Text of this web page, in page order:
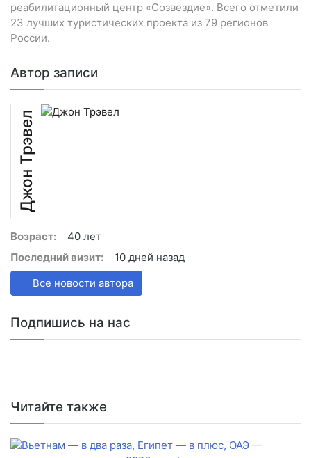
реабилитационный центр «Созвездие». Всего отметили
23 лучших туристических проекта из 79 регионов
России.
Автор записи
Джон Трэвел
Возраст:
40 лет
Последний визит:
10 дней назад
Все новости автора
Подпишись на нас
Читайте также